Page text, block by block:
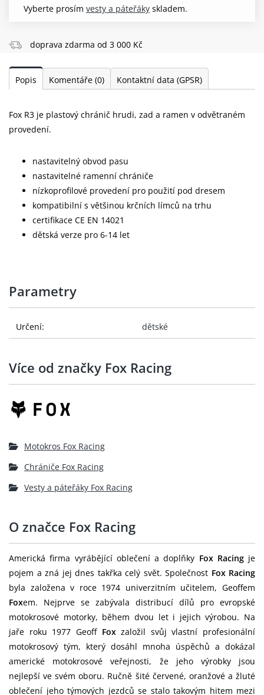
Vyberte prosím vesty a páteřáky skladem.
doprava zdarma od 3 000 Kč
Popis Komentáře (0) Kontaktní data (GPSR)
Fox R3 je plastový chránič hrudi, zad a ramen v odvětraném
provedení.
nastavitelný obvod pasu
nastavitelné ramenní chrániče
nízkoprofilové provedení pro použití pod dresem
kompatibilní s většinou krčních límců na trhu
certifikace CE EN 14021
dětská verze pro 6-14 let
Parametry
Určení: dětské
Více od značky Fox Racing
Motokros Fox Racing
Chrániče Fox Racing
Vesty a páteřáky Fox Racing
O značce Fox Racing
Americká firma vyrábějící oblečení a doplňky Fox Racingje
pojem a zná jej dnes takřka celý svět. Společnost Fox Racing
byla založena v roce 1974 univerzitním učitelem, Geoffem
Foxem. Nejprve se zabývala distribucí dílů pro evropské
motokrosové motorky, během dvou let i jejich výrobou. Na
jaře roku 1977 Geoff Foxzaložil svůj vlastní profesionální
motokrosový tým, který dosáhl mnoha úspěchů a dokázal
americké motokrosové veřejnosti, že jeho výrobky jsou
nejlepší ve svém oboru. Ručně šité červené, oranžové a žluté
oblečení jeho týmových jezdců se stalo takovým hitem mezi